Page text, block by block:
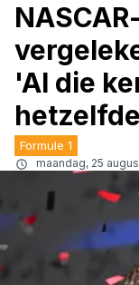
'Al die
Formule 1
maandag, 25